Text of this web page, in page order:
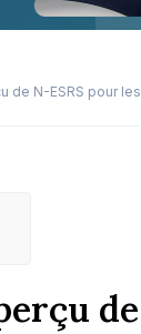
de N-ESRS pour